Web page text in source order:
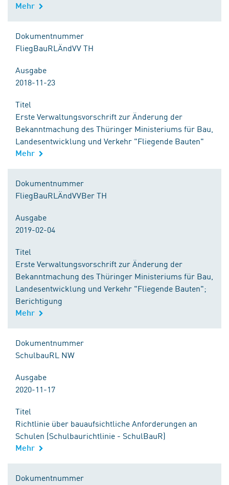
Mehr
Dokumentnummer
FliegBauRLÄndVV TH
Ausgabe
2018-11-23
Titel
Erste Verwaltungsvorschrift zur Änderung der
Bekanntmachung des Thüringer Ministeriums für Bau,
Landesentwicklung und Verkehr "Fliegende Bauten"
Mehr
Dokumentnummer
FliegBauRLÄndVVBer TH
Ausgabe
2019-02-04
Titel
Erste Verwaltungsvorschrift zur Änderung der
Bekanntmachung des Thüringer Ministeriums für Bau,
Landesentwicklung und Verkehr "Fliegende Bauten";
Berichtigung
Mehr
Dokumentnummer
SchulbauRL NW
Ausgabe
2020-11-17
Titel
Richtlinie über bauaufsichtliche Anforderungen an
Schulen (Schulbaurichtlinie - SchulBauR)
Mehr
Dokumentnummer